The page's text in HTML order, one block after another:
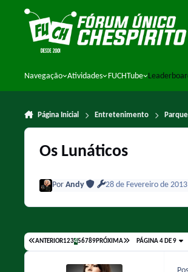
Ir para conteúdo
Navegação Atividades FUCHTube
Página Inicial Entretenimento
Os Lunáticos
Por Andy 28 de Fevereiro de 2013
ANTERIOR123456789PRÓXIMA PÁGINA 4 DE 9